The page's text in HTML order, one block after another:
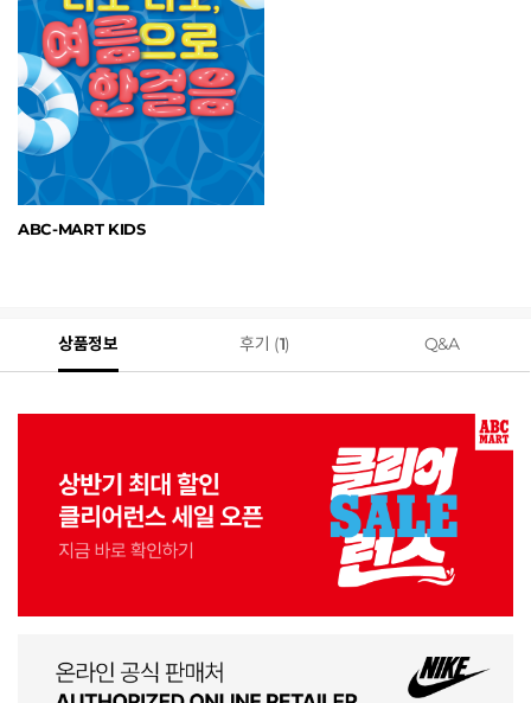
ABC-MART KIDS
상품정보 후기 (1) Q&A